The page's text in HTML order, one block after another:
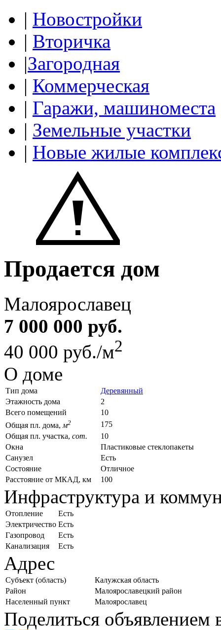
| Новостройки
| Вторичка
|Загородная
| Коммерческая
| Гаражи, машиноместа
| Земельные участки
| Новые жилые
Продается дом
Малоярославец
7 000 000 руб.
40 000 руб./м2
О доме
Тип дома
Деревянный
Этажность дома
2
Всего помещений
10
Общая пл. дома, м2
175
Общая пл. участка, сот.
10
Окна
Пластиковые стеклопакеты
Санузел
Есть
Состояние
Отличное
Расстояние от МКАД, км
100
Инфраструктура и
Отопление
Есть
Электричество Есть
Газопровод
Есть
Канализация
Есть
Адрес
Субъект (область)
Калужская область
Район
Малоярославецкий район
Населенный пункт
Малоярославец
Поделиться объявлением